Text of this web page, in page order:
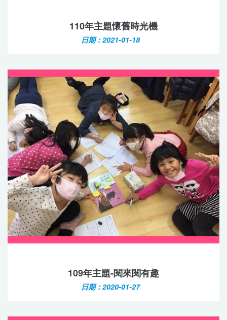
110年主題懷舊時光機
日期：2021-01-18
109年主題-閱來閱有趣
日期：2020-01-27